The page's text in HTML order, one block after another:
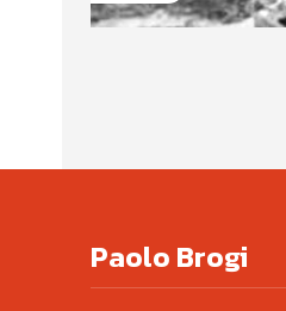
Paolo Brogi